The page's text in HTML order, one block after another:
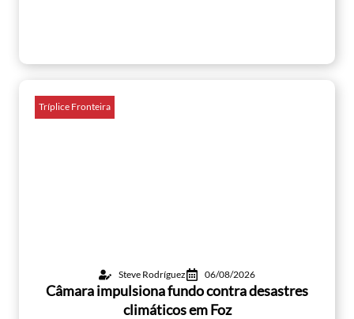
Tríplice Fronteira
Steve Rodríguez 06/08/2026
Câmara impulsiona fundo contra desastres
climáticos em Foz